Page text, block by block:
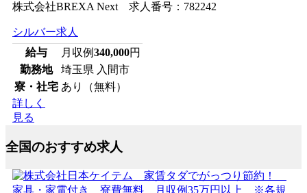
株式会社BREXA Next 求人番号：782242
シルバー求人
給与
月収例340,000円
勤務地
埼玉県 入間市
寮・社宅 あり（無料）
詳しく
見る
全国のおすすめ求人